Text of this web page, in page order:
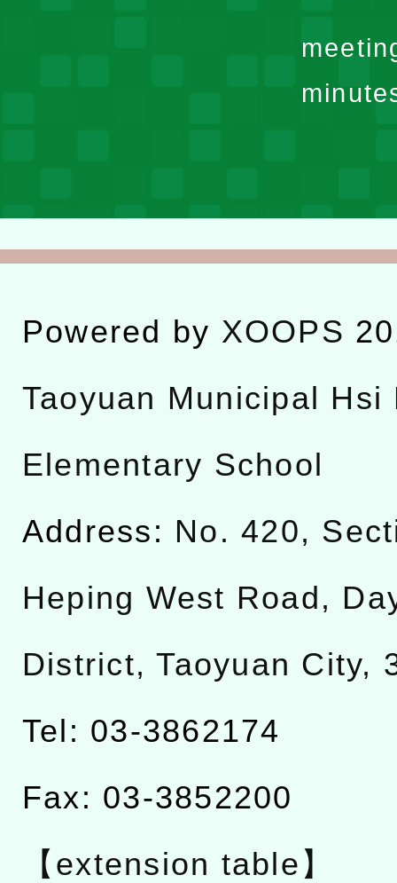
Powered by XOOPS
Taoyuan Municipal Hsi
Elementary School
Address: No. 420,
Heping West Road,
District, Taoyuan City,
Tel: 03-3862174
Fax: 03-3852200
【extension table】